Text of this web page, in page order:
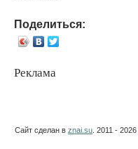
Поделиться:
Реклама
Сайт сделан в znai.su . 2011 - 2026